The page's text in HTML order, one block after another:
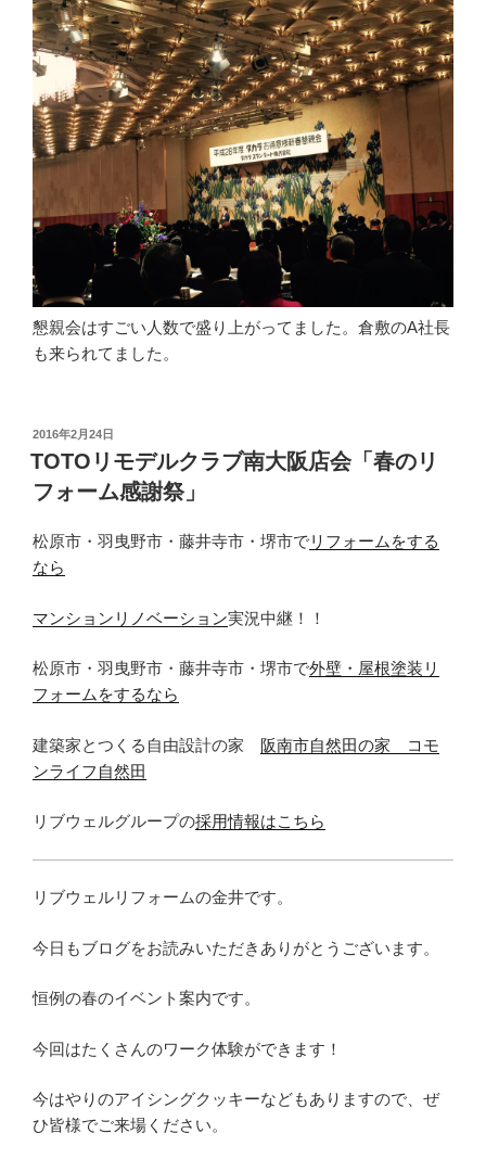
懇親会はすごい人数で盛り上がってました。倉敷のA社長
も来られてました。
投
稿
日:
2016年2月24日
TOTOリモデルクラブ南大阪店会「春のリ
フォーム感謝祭」
松原市・羽曳野市・藤井寺市・堺市でリフォームをする
なら
マンションリノベーション実況中継！！
松原市・羽曳野市・藤井寺市・堺市で外壁・屋根塗装リ
フォームをするなら
建築家とつくる自由設計の家 阪南市自然田の家 コモ
ンライフ自然田
リブウェルグループの採用情報はこちら
リブウェルリフォームの金井です。
今日もブログをお読みいただきありがとうございます。
恒例の春のイベント案内です。
今回はたくさんのワーク体験ができます！
今はやりのアイシングクッキーなどもありますので、ぜ
ひ皆様でご来場ください。